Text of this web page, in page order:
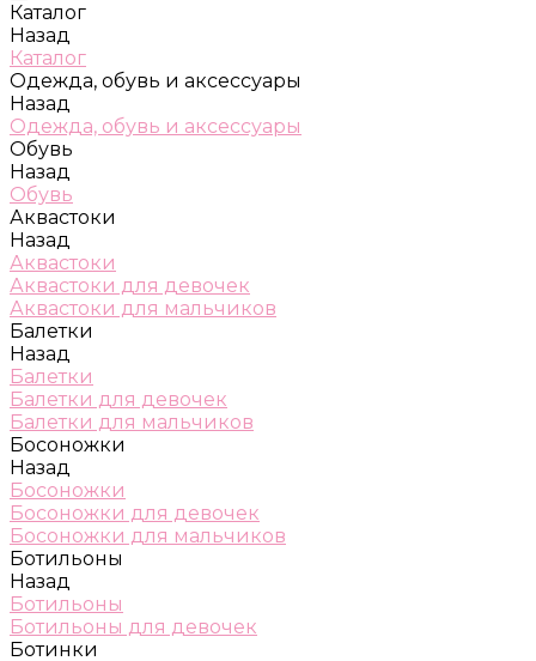
Каталог
Назад
Каталог
Одежда, обувь и аксессуары
Назад
Одежда, обувь и аксессуары
Обувь
Назад
Обувь
Аквастоки
Назад
Аквастоки
Аквастоки для девочек
Аквастоки для мальчиков
Балетки
Назад
Балетки
Балетки для девочек
Балетки для мальчиков
Босоножки
Назад
Босоножки
Босоножки для девочек
Босоножки для мальчиков
Ботильоны
Назад
Ботильоны
Ботильоны для девочек
Ботинки